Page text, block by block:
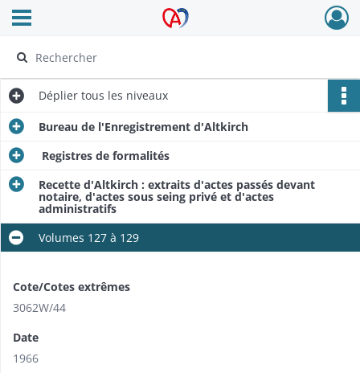
Archives Alsace - Colmar
Ouvrir le menu déroulant
Déplier tous les niveaux
Bureau de l'Enregistrement d'Altkirch
Registres de formalités
Recette d'Altkirch : extraits d'actes passés devant
notaire, d'actes sous seing privé et d'actes
administratifs
Volumes 127 à 129
Cote/Cotes extrêmes
3062W/44
Date
1966